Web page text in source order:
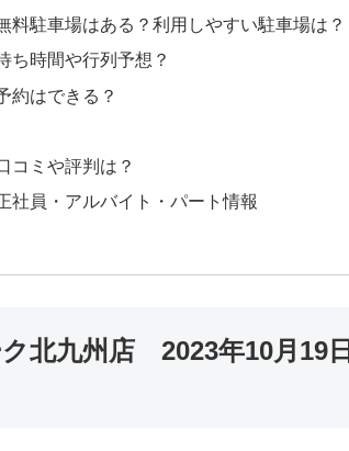
駐車場はある？利用しやすい駐車場は？
ち時間や行列予想？
約はできる？
コミや評判は？
社員・アルバイト・パート情報
北九州店 2023年10月19日